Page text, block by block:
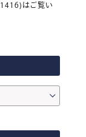
はご覧い